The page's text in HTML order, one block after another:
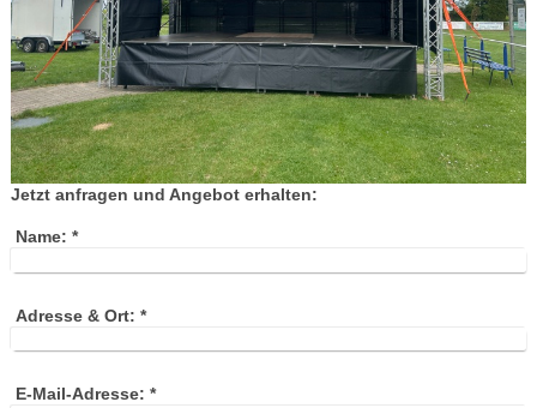
Jetzt anfragen und Angebot erhalten:
Name: *
Adresse & Ort: *
E-Mail-Adresse: *